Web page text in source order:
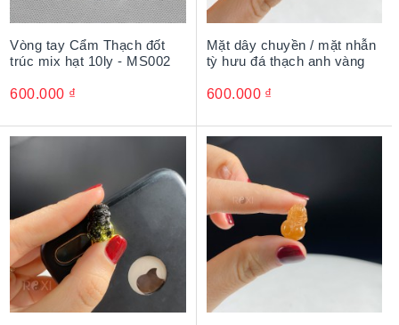
Vòng tay Cẩm Thạch đốt
trúc mix hạt 10ly - MS002
600.000 ₫
Mặt dây chuyền / mặt nhẫn
tỳ hưu đá thạch anh vàng
600.000 ₫